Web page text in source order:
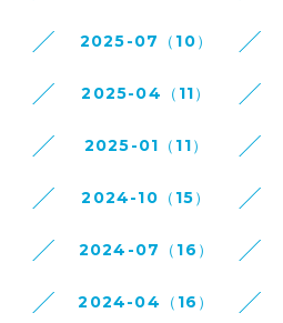
2025-07（10）
2025-04（11）
2025-01（11）
2024-10（15）
2024-07（16）
2024-04（16）